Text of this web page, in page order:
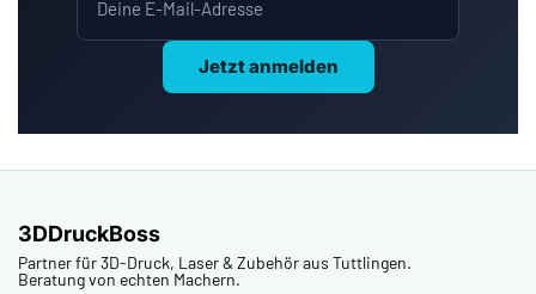
Jetzt anmelden
3DDruckBoss
Partner für 3D-Druck, Laser & Zubehör aus Tuttlingen.
Beratung von echten Machern.